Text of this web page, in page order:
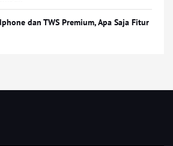
dan TWS Premium, Apa Saja Fitur